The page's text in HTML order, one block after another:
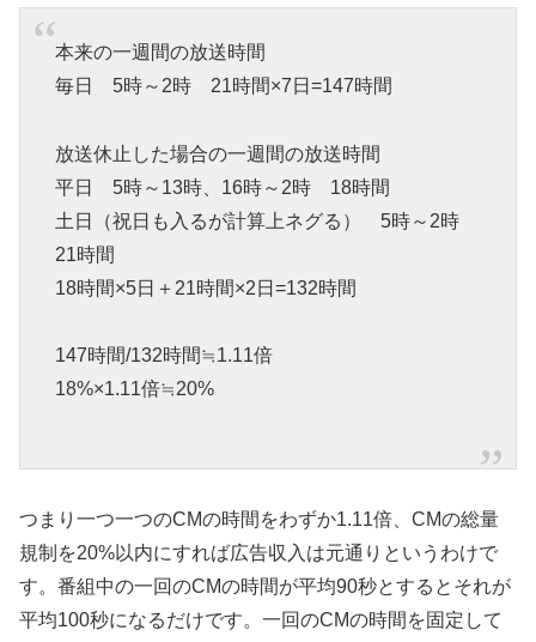
本来の一週間の放送時間
毎日 5時～2時 21時間×7日=147時間
放送休止した場合の一週間の放送時間
平日 5時～13時、16時～2時 18時間
土日（祝日も入るが計算上ネグる） 5時～2時
21時間
18時間×5日＋21時間×2日=132時間
147時間/132時間≒1.11倍
18%×1.11倍≒20%
つまり一つ一つのCMの時間をわずか1.11倍、CMの総量
規制を20%以内にすれば広告収入は元通りというわけで
す。番組中の一回のCMの時間が平均90秒とするとそれが
平均100秒になるだけです。一回のCMの時間を固定して